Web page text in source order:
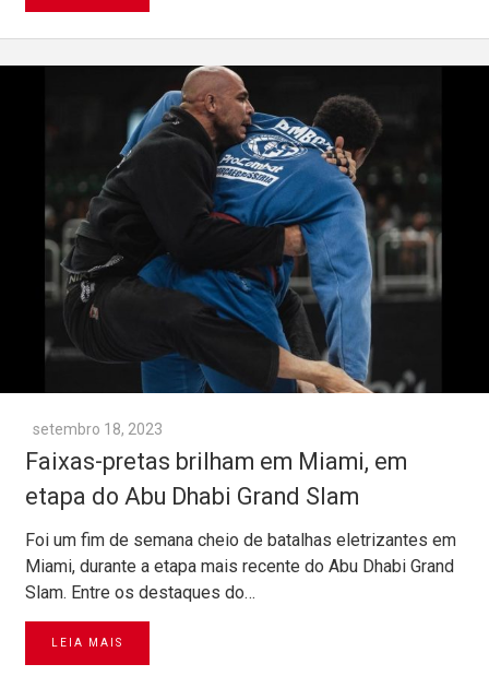
setembro 18, 2023
Faixas-pretas brilham em Miami, em
etapa do Abu Dhabi Grand Slam
Foi um fim de semana cheio de batalhas eletrizantes em
Miami, durante a etapa mais recente do Abu Dhabi Grand
Slam. Entre os destaques do…
LEIA MAIS